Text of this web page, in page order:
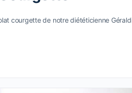
courgette de notre diététicienne